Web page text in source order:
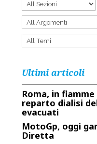
Ultimi articoli
Roma, in
reparto dialisi
evacuati
MotoGp, oggi
Diretta